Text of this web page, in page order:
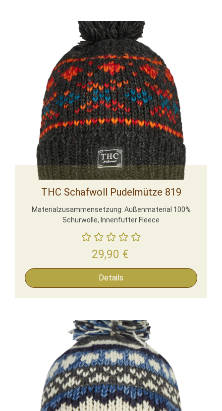
THC Schafwoll Pudelmütze 819
Materialzusammensetzung: Außenmaterial 100%
Schurwolle, Innenfutter Fleece
29,90 €
Details